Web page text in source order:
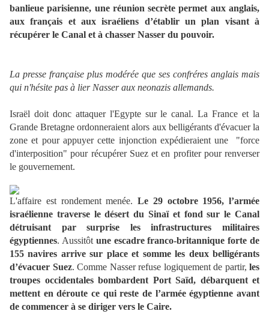
banlieue parisienne, une réunion secrète permet aux anglais,
aux français et aux israéliens d’établir un plan visant à
récupérer le Canal et à chasser Nasser du pouvoir.
La presse française plus modérée que ses confréres anglais mais
qui n'hésite pas à lier Nasser aux neonazis allemands.
Israël doit donc attaquer l'Egypte sur le canal. La France et la
Grande Bretagne ordonneraient alors aux belligérants d'évacuer la
zone et pour appuyer cette injonction expédieraient une "force
d'interposition" pour récupérer Suez et en profiter pour renverser
le gouvernement.
L'affaire est rondement menée. Le 29 octobre 1956, l’armée
israélienne traverse le désert du Sinaï et fond sur le Canal
détruisant par surprise les infrastructures militaires
égyptiennes. Aussitôt une escadre franco-britannique forte de
155 navires arrive sur place et somme les deux belligérants
d’évacuer Suez. Comme Nasser refuse logiquement de partir, les
troupes occidentales bombardent Port Saïd, débarquent et
mettent en déroute ce qui reste de l’armée égyptienne avant
de commencer à se diriger vers le Caire.